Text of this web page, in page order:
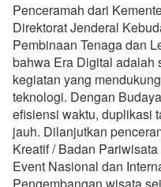
Penceramah dari
Direktorat Jenderal
Pembinaan Tenaga dan
bahwa Era Digital adalah
kegiatan yang
teknologi. Dengan
efisiensi waktu, duplikasi
jauh. Dilanjutkan
Kreatif / Badan
Event Nasional dan